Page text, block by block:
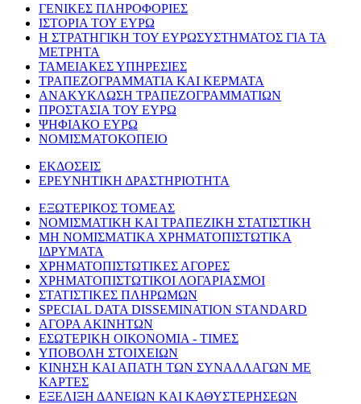
ΓΕΝΙΚΕΣ ΠΛΗΡΟΦΟΡΙΕΣ
ΙΣΤΟΡΙΑ ΤΟΥ ΕΥΡΩ
Η ΣΤΡΑΤΗΓΙΚΗ ΤΟΥ ΕΥΡΩΣΥΣΤΗΜΑΤΟΣ ΓΙΑ ΤΑ
ΜΕΤΡΗΤΑ
ΤΑΜΕΙΑΚΕΣ ΥΠΗΡΕΣΙΕΣ
ΤΡΑΠΕΖΟΓΡΑΜΜΑΤΙΑ ΚΑΙ ΚΕΡΜΑΤΑ
ΑΝΑΚΥΚΛΩΣΗ ΤΡΑΠΕΖΟΓΡΑΜΜΑΤΙΩΝ
ΠΡΟΣΤΑΣΙΑ ΤΟΥ ΕΥΡΩ
ΨΗΦΙΑΚΟ ΕΥΡΩ
ΝΟΜΙΣΜΑΤΟΚΟΠΕΙΟ
ΕΚΔΟΣΕΙΣ
ΕΡΕΥΝΗΤΙΚΗ ΔΡΑΣΤΗΡΙΟΤΗΤΑ
ΕΞΩΤΕΡΙΚΟΣ ΤΟΜΕΑΣ
ΝΟΜΙΣΜΑΤΙΚΗ ΚΑΙ ΤΡΑΠΕΖΙΚΗ ΣΤΑΤΙΣΤΙΚΗ
ΜΗ ΝΟΜΙΣΜΑΤΙΚΑ ΧΡΗΜΑΤΟΠΙΣΤΩΤΙΚΑ
ΙΔΡΥΜΑΤΑ
ΧΡΗΜΑΤΟΠΙΣΤΩΤΙΚΕΣ ΑΓΟΡΕΣ
ΧΡΗΜΑΤΟΠΙΣΤΩΤΙΚΟΙ ΛΟΓΑΡΙΑΣΜΟΙ
ΣΤΑΤΙΣΤΙΚΕΣ ΠΛΗΡΩΜΩΝ
SPECIAL DATA DISSEMINATION STANDARD
ΑΓΟΡΑ ΑΚΙΝΗΤΩΝ
ΕΣΩΤΕΡΙΚΗ ΟΙΚΟΝΟΜΙΑ - ΤΙΜΕΣ
ΥΠΟΒΟΛΗ ΣΤΟΙΧΕΙΩΝ
ΚΙΝΗΣΗ ΚΑΙ ΑΠΑΤΗ ΤΩΝ ΣΥΝΑΛΛΑΓΩΝ ΜΕ
ΚΑΡΤΕΣ
ΕΞΕΛΙΞΗ ΔΑΝΕΙΩΝ ΚΑΙ ΚΑΘΥΣΤΕΡΗΣΕΩΝ